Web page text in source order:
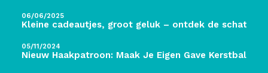
06/06/2025
Kleine cadeautjes, groot geluk – ontdek de schatten
05/11/2024
Nieuw Haakpatroon: Maak Je Eigen Gave Kerstballen!